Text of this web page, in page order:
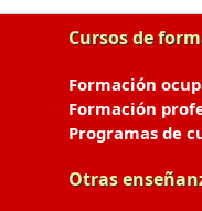
Cursos de
Formación
Formación
Programas de
Otras